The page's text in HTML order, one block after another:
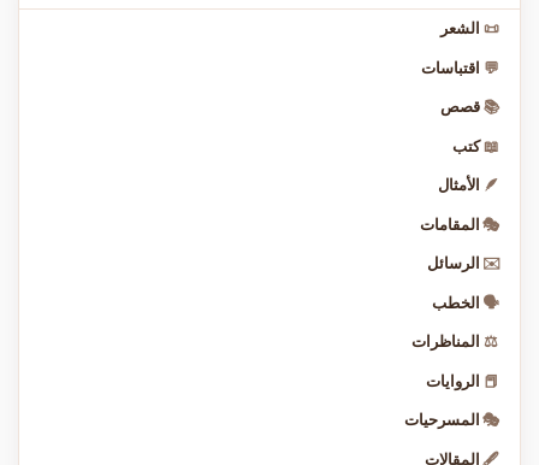
📜 الشعر
💬 اقتباسات
📚 قصص
📖 كتب
🪶 الأمثال
🎭 المقامات
✉️ الرسائل
🗣️ الخطب
⚖️ المناظرات
📕 الروايات
🎭 المسرحيات
🖋️ المقالات